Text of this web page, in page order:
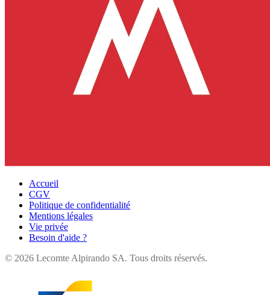
Accueil
CGV
Politique de confidentialité
Mentions légales
Vie privée
Besoin d'aide ?
© 2026 Lecomte Alpirando SA. Tous droits réservés.